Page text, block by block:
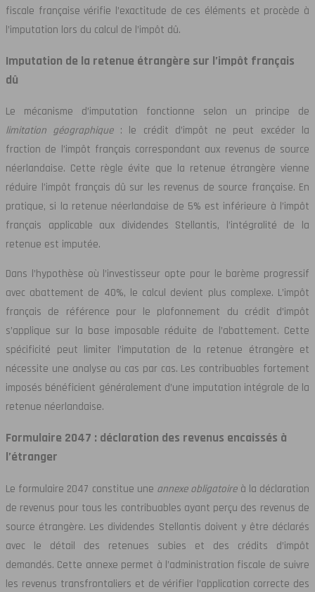
fiscale française vérifie l’exactitude de ces éléments et procède à
l’imputation lors du calcul de l’impôt dû.
Imputation de la retenue étrangère sur l’impôt français
dû
Le mécanisme d’imputation fonctionne selon un principe de
limitation géographique : le crédit d’impôt ne peut excéder la
fraction de l’impôt français correspondant aux revenus de source
néerlandaise. Cette règle évite que la retenue étrangère vienne
réduire l’impôt français dû sur les revenus de source française. En
pratique, si la retenue néerlandaise de 5% est inférieure à l’impôt
français applicable aux dividendes Stellantis, l’intégralité de la
retenue est imputée.
Dans l’hypothèse où l’investisseur opte pour le barème progressif
avec abattement de 40%, le calcul devient plus complexe. L’impôt
français de référence pour le plafonnement du crédit d’impôt
s’applique sur la base imposable réduite de l’abattement. Cette
spécificité peut limiter l’imputation de la retenue étrangère et
nécessite une analyse au cas par cas. Les contribuables fortement
imposés bénéficient généralement d’une imputation intégrale de la
retenue néerlandaise.
Formulaire 2047 : déclaration des revenus encaissés à
l’étranger
Le formulaire 2047 constitue une annexe obligatoire à la déclaration
de revenus pour tous les contribuables ayant perçu des revenus de
source étrangère. Les dividendes Stellantis doivent y être déclarés
avec le détail des retenues subies et des crédits d’impôt
demandés. Cette annexe permet à l’administration fiscale de suivre
les revenus transfrontaliers et de vérifier l’application correcte des